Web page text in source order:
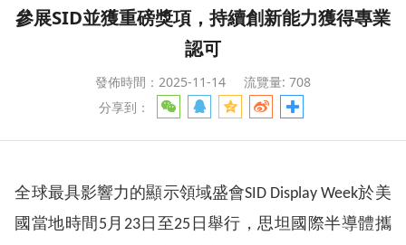
參展SID並獲重磅獎項，持續創新能力獲得專業
認可
發佈時間：2025-11-14
流覽量: 708
分享到：
全球最具影響力的顯示領域盛會SID Display Week於美
國當地時間5月23日至25日舉行，思坦國際半導體攜